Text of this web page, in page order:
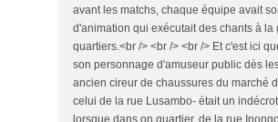
avant les matchs, chaque équipe avait
d'animation qui exécutait des chants à la
quartiers.<br /> <br /> <br /> Et c'est ici
son personnage d'amuseur public dès
ancien cireur de chaussures du marché
celui de la rue Lusambo- était un
lorsque dans on quartier, de la rue